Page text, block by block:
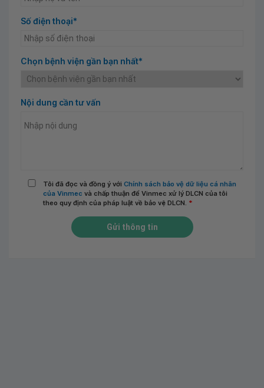
Số điện thoại*
Chọn bệnh viện gần bạn nhất*
Nội dung cần tư vấn
Tôi đã đọc và đồng ý với Chính sách bảo vệ dữ liệu cá nhân
của Vinmec và chấp thuận để Vinmec xử lý DLCN của tôi
theo quy định của pháp luật về bảo vệ DLCN. *
Gửi thông tin